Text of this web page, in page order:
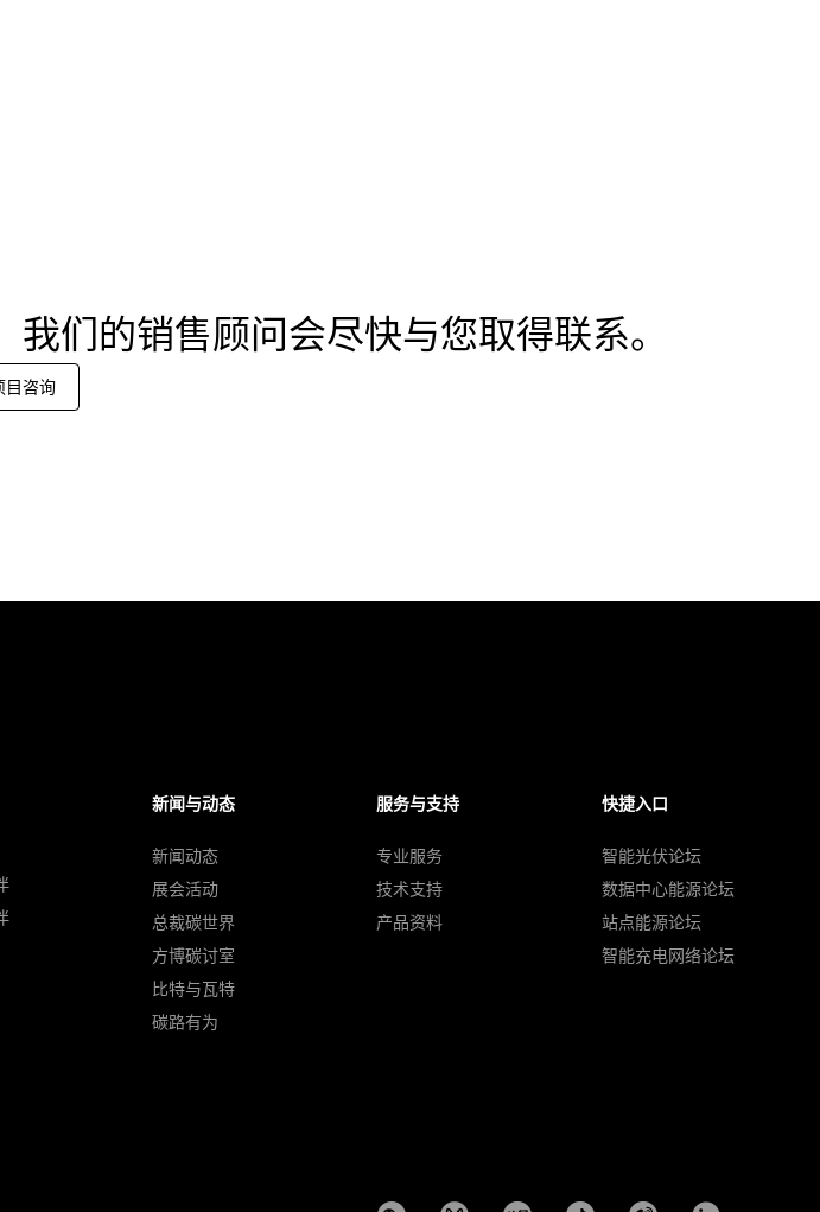
们的销售顾问会尽快与您取得联系。
目咨询
新闻与动态
新闻动态
展会活动
总裁碳世界
方博碳讨室
比特与瓦特
碳路有为
服务与支持
专业服务
技术支持
产品资料
快捷入口
智能光伏论坛
数据中心能源论坛
站点能源论坛
智能充电网络论坛